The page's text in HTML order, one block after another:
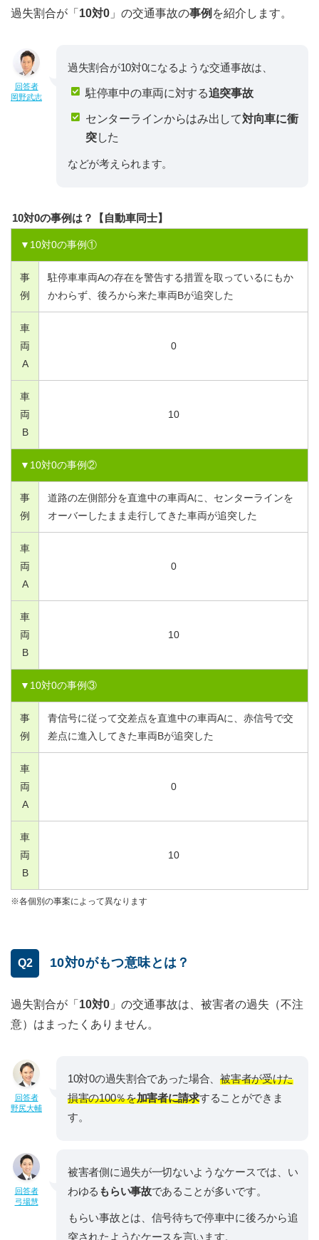
過失割合が「 10対0 」の交通事故の事例 を紹介します。
回答者
岡野武志
過失割合が10対0になるような交通事故は、
駐停車中の車両に対する追突事故
センターラインからはみ出して対向車に衝
突した
などが考えられます。
10対0の事例は？【自動車同士】
▼ 10対0の事例①
事
例
駐停車車両Aの存在を警告する措置を取っているにもか
かわらず、後ろから来た車両Bが追突した
車
両
A
0
車
両
B
10
▼ 10対0の事例②
事
例
道路の左側部分を直進中の車両Aに、センターラインを
オーバーしたまま走行してきた車両が追突した
車
両
A
0
車
両
B
10
▼ 10対0の事例③
事
例
青信号に従って交差点を直進中の車両Aに、赤信号で交
差点に進入してきた車両Bが追突した
車
両
A
0
車
両
B
10
※各個別の事案によって異なります
Q2 10対0がもつ意味とは？
過失割合が「 10対0 」の交通事故は、被害者の過失（不注
意）はまったくありません。
回答者
野尻大輔
10対0の過失割合であった場合、被害者が受けた
損害の100％を加害者に請求することができま
す。
回答者
弓場慧
被害者側に過失が一切ないようなケースでは、い
わゆる もらい事故であることが多いです。
もらい事故とは、信号待ちで停車中に後ろから追
突されたようなケースを言います。